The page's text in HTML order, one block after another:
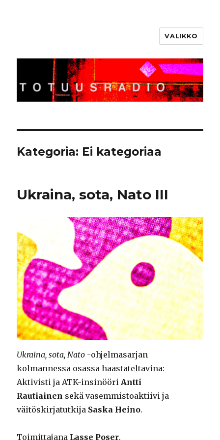
VALIKKO
Kategoria: Ei kategoriaa
Ukraina, sota, Nato III
Ukraina, sota, Nato -ohjelmasarjan
kolmannessa osassa haastateltavina:
Aktivisti ja ATK-insinööriAntti
Rautiainen sekä vasemmistoaktiivi ja
väitöskirjatutkija Saska Heino.
Toimittajana Lasse Poser.